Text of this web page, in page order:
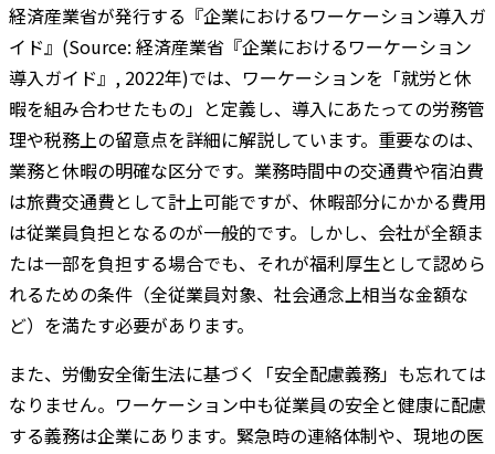
経済産業省が発行する『企業におけるワーケーション導入ガ
イド』(Source: 経済産業省『企業におけるワーケーション
導入ガイド』, 2022年)では、ワーケーションを「就労と休
暇を組み合わせたもの」と定義し、導入にあたっての労務管
理や税務上の留意点を詳細に解説しています。重要なのは、
業務と休暇の明確な区分です。業務時間中の交通費や宿泊費
は旅費交通費として計上可能ですが、休暇部分にかかる費用
は従業員負担となるのが一般的です。しかし、会社が全額ま
たは一部を負担する場合でも、それが福利厚生として認めら
れるための条件（全従業員対象、社会通念上相当な金額な
ど）を満たす必要があります。
また、労働安全衛生法に基づく「安全配慮義務」も忘れては
なりません。ワーケーション中も従業員の安全と健康に配慮
する義務は企業にあります。緊急時の連絡体制や、現地の医